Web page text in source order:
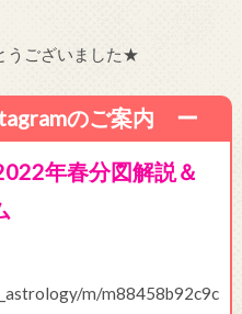
うございました★
のご案内 ー
年春分図解説＆
m/m88458b92c9c